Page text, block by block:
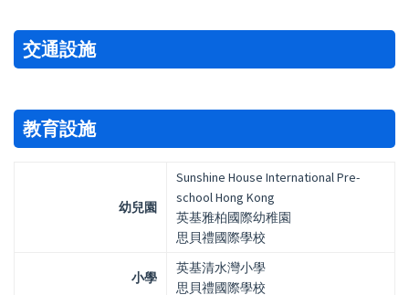
交通設施
教育設施
幼兒園
Sunshine House International Pre-
school Hong Kong
英基雅柏國際幼稚園
思貝禮國際學校
小學
英基清水灣小學
思貝禮國際學校